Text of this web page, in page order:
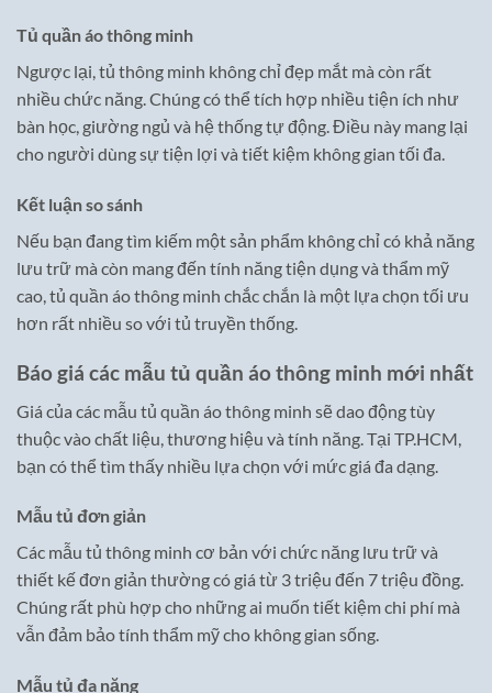
Tủ quần áo thông minh
Ngược lại, tủ thông minh không chỉ đẹp mắt mà còn rất
nhiều chức năng. Chúng có thể tích hợp nhiều tiện ích như
bàn học, giường ngủ và hệ thống tự động. Điều này mang lại
cho người dùng sự tiện lợi và tiết kiệm không gian tối đa.
Kết luận so sánh
Nếu bạn đang tìm kiếm một sản phẩm không chỉ có khả năng
lưu trữ mà còn mang đến tính năng tiện dụng và thẩm mỹ
cao, tủ quần áo thông minh chắc chắn là một lựa chọn tối ưu
hơn rất nhiều so với tủ truyền thống.
Báo giá các mẫu tủ quần áo thông minh mới nhất
Giá của các mẫu tủ quần áo thông minh sẽ dao động tùy
thuộc vào chất liệu, thương hiệu và tính năng. Tại TP.HCM,
bạn có thể tìm thấy nhiều lựa chọn với mức giá đa dạng.
Mẫu tủ đơn giản
Các mẫu tủ thông minh cơ bản với chức năng lưu trữ và
thiết kế đơn giản thường có giá từ 3 triệu đến 7 triệu đồng.
Chúng rất phù hợp cho những ai muốn tiết kiệm chi phí mà
vẫn đảm bảo tính thẩm mỹ cho không gian sống.
Mẫu tủ đa năng